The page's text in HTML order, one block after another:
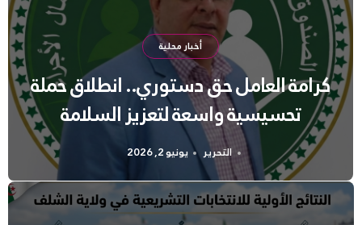
أخبار محلية
كناك الشلف يُعرف بالتدابير التشجيعية
لدعم وترقية التشغيل
التحرير مايو 7, 2026